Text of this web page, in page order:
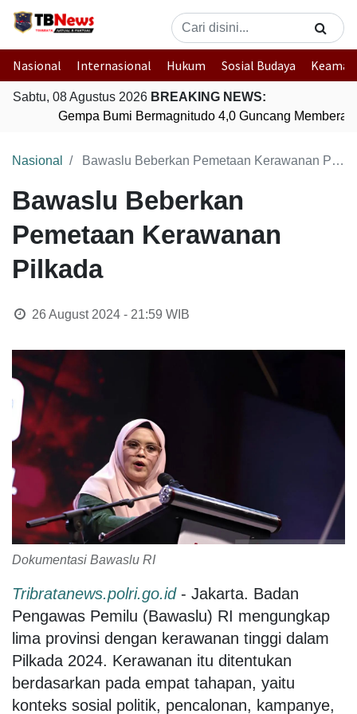
Nasional Internasional Hukum Sosial Budaya
Sabtu, 08 Agustus 2026 BREAKING NEWS:
Gempa Bumi Bermagnitudo 4,0 Guncang
Nasional Bawaslu Beberkan Pemetaan Kerawanan Pilkada
Bawaslu Beberkan
Pemetaan Kerawanan
Pilkada
26 August 2024 - 21:59 WIB
Dokumentasi Bawaslu RI
Tribratanews.polri.go.id- Jakarta. Badan
Pengawas Pemilu (Bawaslu) RI mengungkap
lima provinsi dengan kerawanan tinggi dalam
Pilkada 2024. Kerawanan itu ditentukan
berdasarkan pada empat tahapan, yaitu
konteks sosial politik, pencalonan, kampanye,